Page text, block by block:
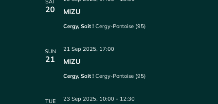
SAT
20 MIZU
Cergy, Soit !Cergy-Pontoise (95)
SUN
21 MIZU
21 Sep 2025, 17:00
Cergy, Soit !Cergy-Pontoise (95)
TUE 23 Sep 2025, 10:00 - 12:30